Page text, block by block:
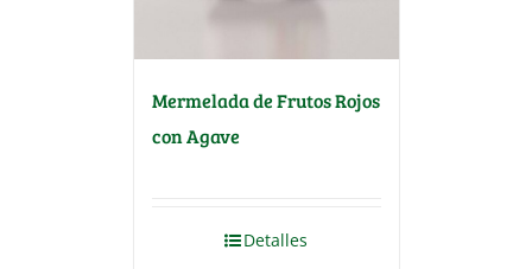
Mermelada de Frutos Rojos
con Agave
Detalles